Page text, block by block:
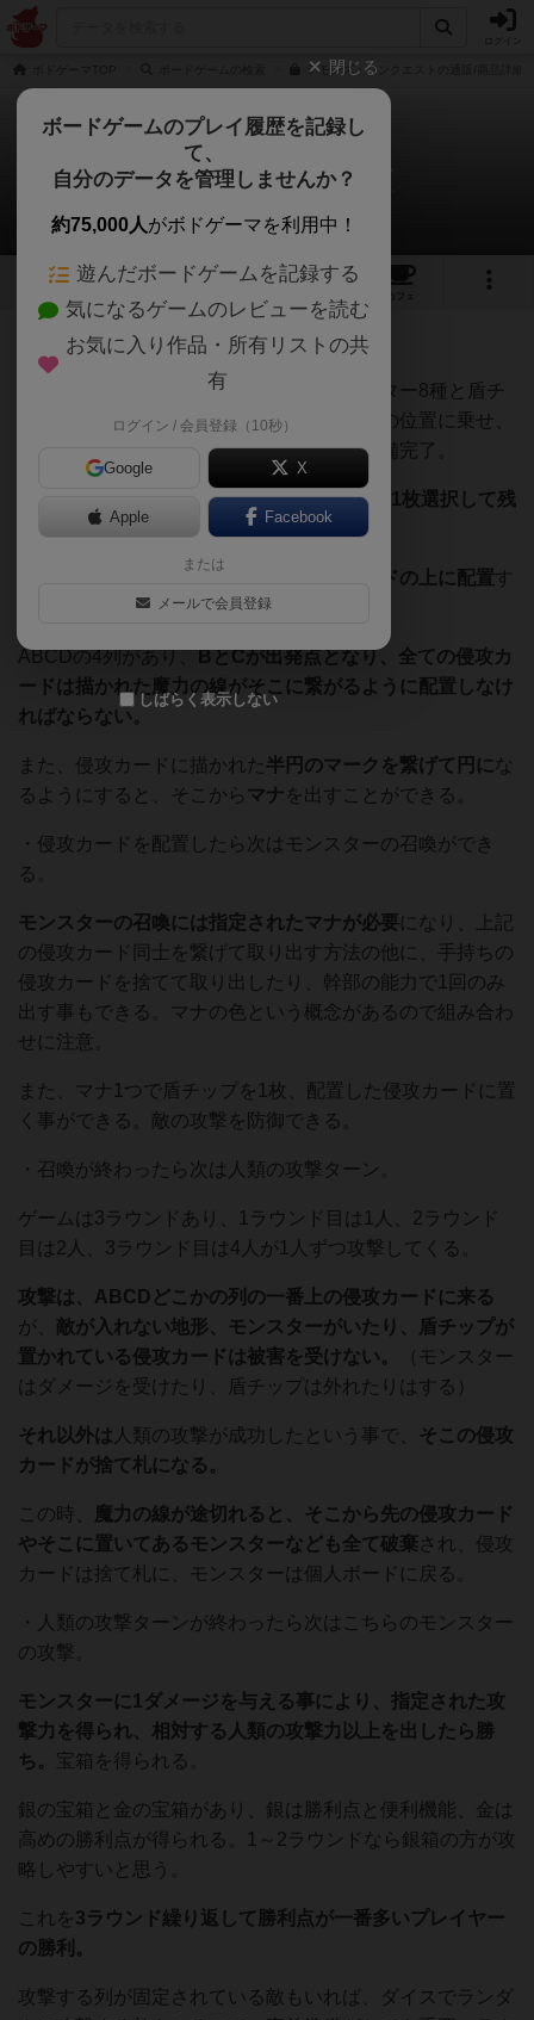
デモンズ・コンクエストの通販/商品詳細
デモンズ・コンクエスト
タカミネコウヘイさんのルール/インスト
3 4
カフェ
335名 0名 0 9ヶ月前
して、配下のモンスター8種と盾チ
ップ、望遠鏡チップ、被害キューブを指定の位置に乗せ、
幹部カードを選び、ボードの横に置いて準備完了。
侵攻カードを各プレイヤー6枚ずつ取り、1枚選択して残
りは左隣に回す。
これを6回繰り返す。
・それが終わったら 侵攻カードを個人ボードの上に配置す
ABCDの4列があり、BとCが出発点となり、全ての侵攻カ
ードは描かれた魔力の線がそこに繋がるように配置しなけ
ればならない。
また、侵攻カードに描かれた 半円のマークを繋げて円に な
るようにすると、そこから マナ を出すことができる。
・侵攻カードを配置したら次はモンスターの召喚ができ
る。
モンスターの召喚には指定されたマナが必要になり、上記
の侵攻カード同士を繋げて取り出す方法の他に、手持ちの
侵攻カードを捨てて取り出したり、幹部の能力で1回のみ
出す事もできる。マナの色という概念があるので組み合わ
せに注意。
また、マナ1つで盾チップを1枚、配置した侵攻カードに置
く事ができる。敵の攻撃を防御できる。
・召喚が終わったら次は人類の攻撃ターン。
ゲームは3ラウンドあり、1ラウンド目は1人、2ラウンド
目は2人、3ラウンド目は4人が1人ずつ攻撃してくる。
攻撃は、ABCDどこかの列の一番上の侵攻カードに来る
が、 敵が入れない地形、モンスターがいたり、盾チップが
置かれている侵攻カードは被害を受けない。
（モンスター
はダメージを受けたり、盾チップは外れたりはする）
それ以外は 人類の攻撃が成功したという事で、
そこの侵攻
カードが捨て札になる。
この時、
魔力の線が途切れると、そこから先の侵攻カード
やそこに置いてあるモンスターなども全て破棄され、侵攻
カードは捨て札に、モンスターは個人ボードに戻る。
・人類の攻撃ターンが終わったら次はこちらのモンスター
の攻撃。
モンスターに1ダメージを与える事により、指定された攻
撃力を得られ、相対する人類の攻撃力以上を出したら勝
ち。 宝箱を得られる。
銀の宝箱と金の宝箱があり、銀は勝利点と便利機能、金は
高めの勝利点が得られる。1～2ラウンドなら銀箱の方が攻
略しやすいと思う。
これを3ラウンド繰り返して勝利点が一番多いプレイヤー
の勝利。
攻撃する列が固定されている敵もいれば、ダイスでランダ
閉じる
ボードゲームのプレイ履歴を記録し
て、
自分のデータを管理しませんか？
約75,000人がボドゲーマを利用中！
遊んだボードゲームを記録する
気になるゲームのレビューを読む
お気に入り作品・所有リストの共
有
ログイン / 会員登録（10秒）
Google X
Apple Facebook
または
メールで会員登録
しばらく表示しない